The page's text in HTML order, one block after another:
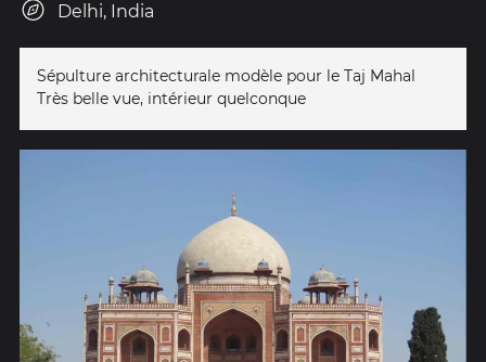
Delhi, India
Sépulture architecturale modèle pour le Taj Mahal
Très belle vue, intérieur quelconque